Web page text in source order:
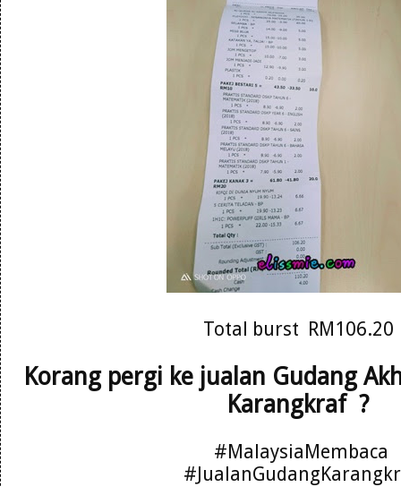
Total burst RM106.20
Korang pergi ke jualan Gudang
Karangkraf ?
#MalaysiaMembaca